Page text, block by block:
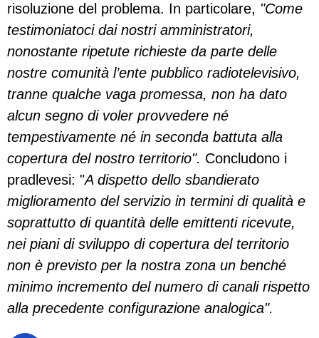
risoluzione del problema. In particolare, "Come
testimoniatoci dai nostri amministratori,
nonostante ripetute richieste da parte delle
nostre comunità l’ente pubblico radiotelevisivo,
tranne qualche vaga promessa, non ha dato
alcun segno di voler provvedere né
tempestivamente né in seconda battuta alla
copertura del nostro territorio". Concludono i
pradlevesi: "A dispetto dello sbandierato
miglioramento del servizio in termini di qualità e
soprattutto di quantità delle emittenti ricevute,
nei piani di sviluppo di copertura del territorio
non è previsto per la nostra zona un benché
minimo incremento del numero di canali rispetto
alla precedente configurazione analogica".